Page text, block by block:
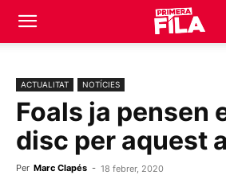
ACTUALITAT NOTÍCIES
Foals ja pensen
disc per aquest
Per Marc Clapés - 18 febrer, 2020